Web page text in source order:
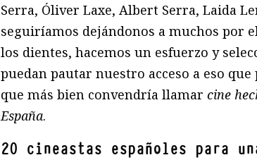
Serra, Óliver Laxe, Albert Serra, Laida
seguiríamos dejándonos a muchos por
los dientes, hacemos un esfuerzo y
puedan pautar nuestro acceso a eso
que más bien convendría llamar cine
España.
20 cineastas españoles para